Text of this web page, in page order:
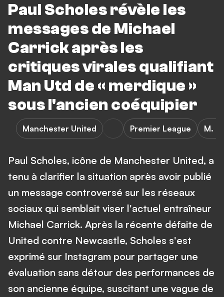
Paul Scholes révèle les
messages de Michael
Carrick après les
critiques virales qualifiant
Man Utd de « merdique »
sous l'ancien coéquipier
Manchester United Premier League M.
Paul Scholes, icône de Manchester United, a
tenu à clarifier la situation après avoir publié
un message controversé sur les réseaux
sociaux qui semblait viser l'actuel entraîneur
Michael Carrick. Après la récente défaite de
United contre Newcastle, Scholes s'est
exprimé sur Instagram pour partager une
évaluation sans détour des performances de
son ancienne équipe, suscitant une vague de